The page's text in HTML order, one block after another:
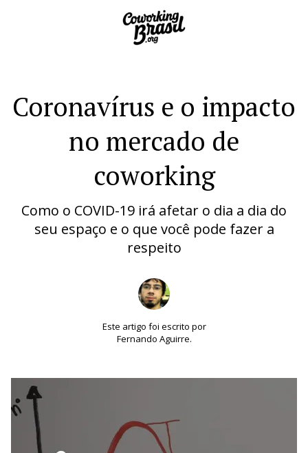
Coronavírus e o impacto
no mercado de
coworking
Como o COVID-19 irá afetar o dia a dia do
seu espaço e o que você pode fazer a
respeito
Este artigo foi escrito por
Fernando Aguirre.